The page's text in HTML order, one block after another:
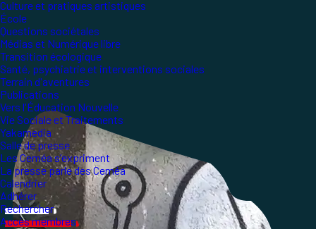
Culture et pratiques artistiques
École
Questions sociétales
Médias et Numérique libre
Transition écologique
Santé, psychiatrie et interventions sociales
Terrain d'aventures
Publications
Vers l'Éducation Nouvelle
Vie Sociale et Traitements
Yakamedia
Salle de presse
Les Ceméa s'expriment
La presse parle des Ceméa
Calendrier
Adhérer
Rechercher
Accès membres